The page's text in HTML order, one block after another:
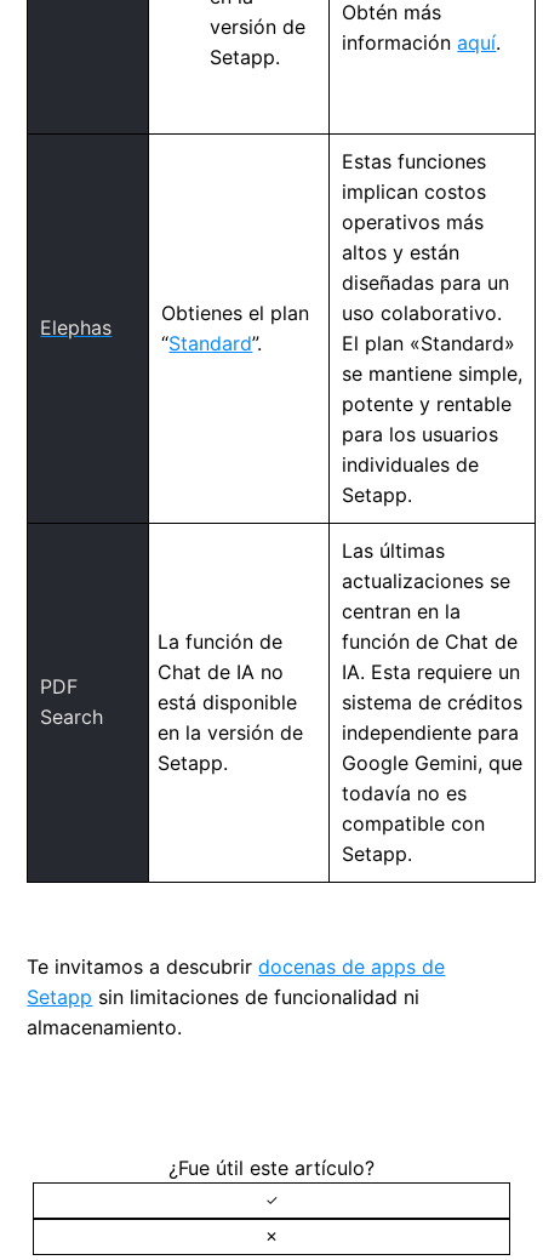
versión de
Setapp.
Obtén más
informaciónaquí.
Elephas
Obtienes el plan
“Standard”.
Estas funciones
implican costos
operativos más
altos y están
diseñadas para un
uso colaborativo.
El plan «Standard»
se mantiene simple,
potente y rentable
para los usuarios
individuales de
Setapp.
PDF
Search
La función de
Chat de IA no
está disponible
en la versión de
Setapp.
Las últimas
actualizaciones se
centran en la
función de Chat de
IA. Esta requiere un
sistema de créditos
independiente para
Google Gemini, que
todavía no es
compatible con
Setapp.
Te invitamos a descubrirdocenas de apps de
Setapp sin limitaciones de funcionalidad ni
almacenamiento.
¿Fue útil este artículo?